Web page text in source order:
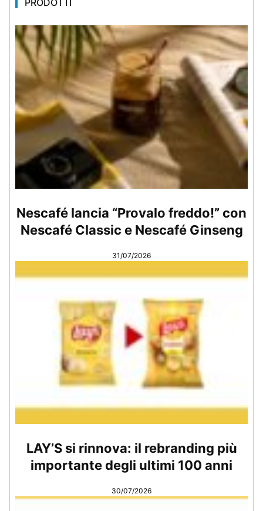
PRODOTTI
Nescafé lancia “Provalo freddo!” con
Nescafé Classic e Nescafé Ginseng
31/07/2026
LAY’S si rinnova: il rebranding più
importante degli ultimi 100 anni
30/07/2026